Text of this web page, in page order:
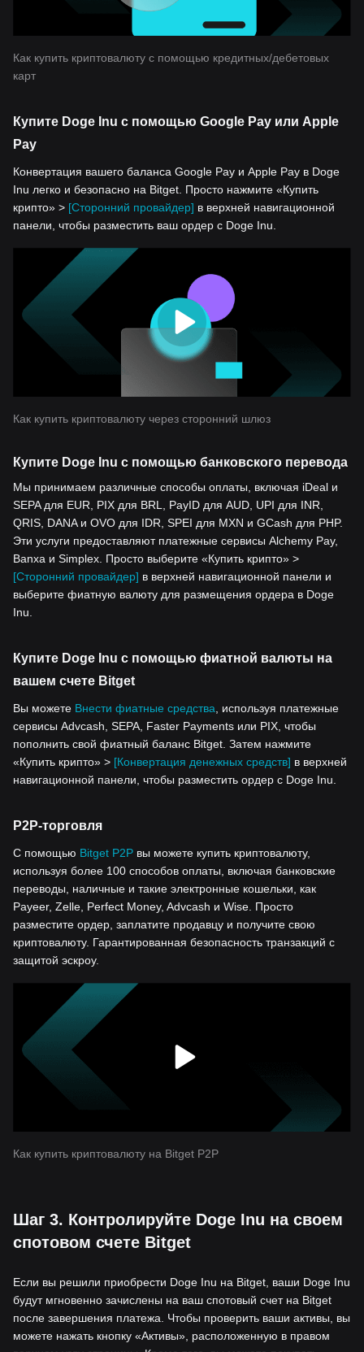
Как купить криптовалюту с помощью кредитных/дебетовых
карт
Купите Doge Inu с помощью Google Pay или Apple
Pay
Конвертация вашего баланса Google Pay и Apple Pay в Doge
Inu легко и безопасно на Bitget. Просто нажмите «Купить
крипто» > [Сторонний провайдер] в верхней навигационной
панели, чтобы разместить ваш ордер с Doge Inu.
Как купить криптовалюту через сторонний шлюз
Купите Doge Inu с помощью банковского перевода
Мы принимаем различные способы оплаты, включая iDeal и
SEPA для EUR, PIX для BRL, PayID для AUD, UPI для INR,
QRIS, DANA и OVO для IDR, SPEI для MXN и GCash для PHP.
Эти услуги предоставляют платежные сервисы Alchemy Pay,
Banxa и Simplex. Просто выберите «Купить крипто» >
[Сторонний провайдер] в верхней навигационной панели и
выберите фиатную валюту для размещения ордера в Doge
Inu.
Купите Doge Inu с помощью фиатной валюты на
вашем счете Bitget
Вы можете Внести фиатные средства, используя платежные
сервисы Advcash, SEPA, Faster Payments или PIX, чтобы
пополнить свой фиатный баланс Bitget. Затем нажмите
«Купить крипто» > [Конвертация денежных средств] в верхней
навигационной панели, чтобы разместить ордер с Doge Inu.
P2P-торговля
С помощью Bitget P2P вы можете купить криптовалюту,
используя более 100 способов оплаты, включая банковские
переводы, наличные и такие электронные кошельки, как
Payeer, Zelle, Perfect Money, Advcash и Wise. Просто
разместите ордер, заплатите продавцу и получите свою
криптовалюту. Гарантированная безопасность транзакций с
защитой эскроу.
Как купить криптовалюту на Bitget P2P
Шаг 3. Контролируйте Doge Inu на своем
спотовом счете Bitget
Если вы решили приобрести Doge Inu на Bitget, ваши Doge Inu
будут мгновенно зачислены на ваш спотовый счет на Bitget
после завершения платежа. Чтобы проверить ваши активы, вы
можете нажать кнопку «Активы», расположенную в правом